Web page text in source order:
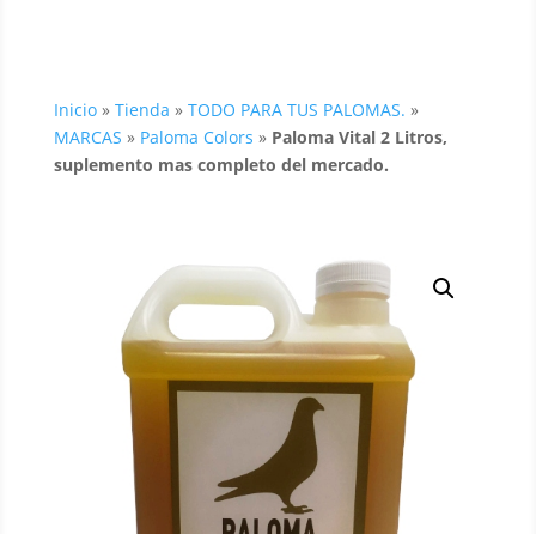
Inicio» Tienda » TODO PARA TUS PALOMAS. »
MARCAS » Paloma Colors » Paloma Vital 2 Litros,
suplemento mas completo del mercado.